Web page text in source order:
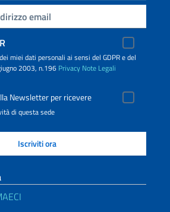
miei dati personali ai sensi del GDPR e del
2003, n.196 Privacy Note Legali
Newsletter per ricevere
di questa sede